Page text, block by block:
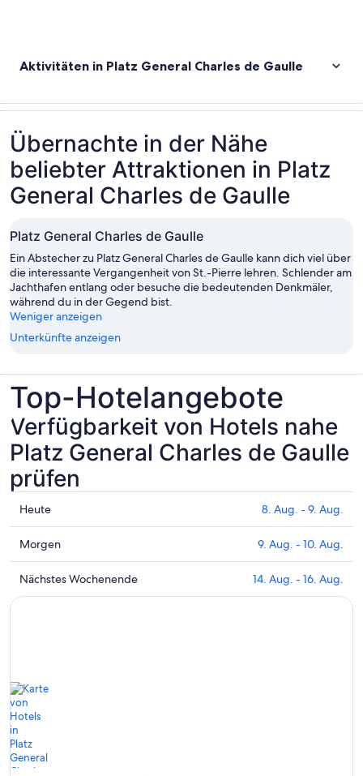
Aktivitäten in Platz General Charles de Gaulle
Übernachte in der Nähe
beliebter Attraktionen in Platz
General Charles de Gaulle
Platz General Charles de Gaulle
Ein Abstecher zu Platz General Charles de Gaulle kann dich viel über
die interessante Vergangenheit von St.-Pierre lehren. Schlender am
Jachthafen entlang oder besuche die bedeutenden Denkmäler,
während du in der Gegend bist.
Weniger anzeigen
Unterkünfte anzeigen
Top-Hotelangebote
Verfügbarkeit von Hotels nahe
Platz General Charles de Gaulle
prüfen
Prüfe
die
Preise
nahe
Platz
General
heute
Nacht,
8.
-
9.
Heute 8. Aug. - 9. Aug.
Prüfe
die
Preise
nahe
Gaulle
für
morgen
9.
Aug.
Morgen 9. Aug. - 10. Aug.
Prüfe
die
Charles
de
Gaulle
nächstes
Wochenende,
Nächstes Wochenende 14. Aug. - 16. Aug.